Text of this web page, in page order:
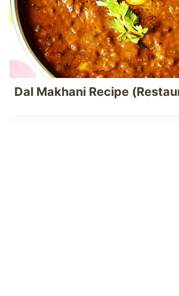
Dal Makhani Recipe